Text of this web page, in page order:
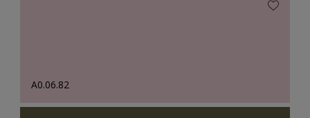
A0.06.82